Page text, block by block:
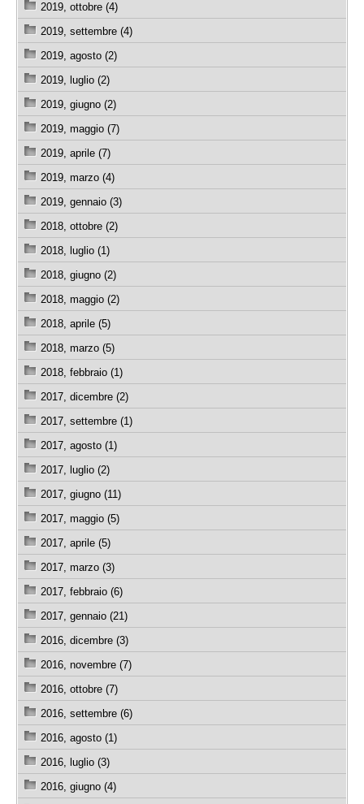
2019, ottobre (4)
2019, settembre (4)
2019, agosto (2)
2019, luglio (2)
2019, giugno (2)
2019, maggio (7)
2019, aprile (7)
2019, marzo (4)
2019, gennaio (3)
2018, ottobre (2)
2018, luglio (1)
2018, giugno (2)
2018, maggio (2)
2018, aprile (5)
2018, marzo (5)
2018, febbraio (1)
2017, dicembre (2)
2017, settembre (1)
2017, agosto (1)
2017, luglio (2)
2017, giugno (11)
2017, maggio (5)
2017, aprile (5)
2017, marzo (3)
2017, febbraio (6)
2017, gennaio (21)
2016, dicembre (3)
2016, novembre (7)
2016, ottobre (7)
2016, settembre (6)
2016, agosto (1)
2016, luglio (3)
2016, giugno (4)